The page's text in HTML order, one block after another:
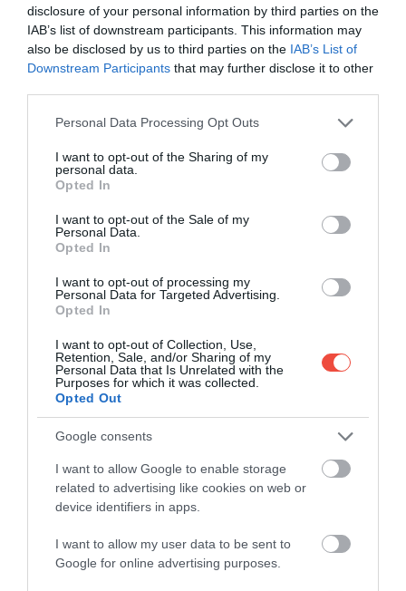
disclosure of your personal information by third parties on the
IAB’s list of downstream participants. This information may
also be disclosed by us to third parties on the IAB’s List of
Downstream Participants that may further disclose it to other
Please note that this website/app uses one or more Google
not limited to your visit or usage behaviour. You may click to
grant or deny consent to Google and its third-party tags to
use your data for below specified purposes in below Google
consent section.
Personal Data Processing Opt Outs
I want to opt-out of the Sharing of my
personal data.
Opted In
I want to opt-out of the Sale of my
Personal Data.
Opted In
I want to opt-out of processing my
Personal Data for Targeted Advertising.
Opted In
I want to opt-out of Collection, Use,
Retention, Sale, and/or Sharing of my
Personal Data that Is Unrelated with the
Purposes for which it was collected.
Opted Out
Google consents
I want to allow Google to enable storage
related to advertising like cookies on web or
device identifiers in apps.
I want to allow my user data to be sent to
Google for online advertising purposes.
5 minute de muzică clasică în spații
neconvenționale
firme: sunt spațiile neconvenționale unde marea…